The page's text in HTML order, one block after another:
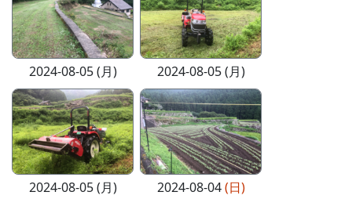
2024-08-05 (月) 2024-08-05 (月)
2024-08-05 (月) 2024-08-04(日)